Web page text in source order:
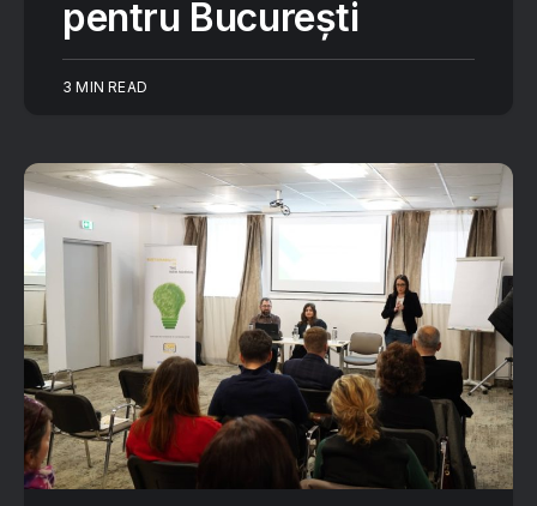
pentru București
3 MIN READ